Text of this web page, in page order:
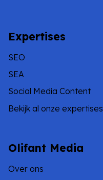
Expertises
SEO
SEA
Social Media Content
Bekijk al onze expertises
Olifant Media
Over ons